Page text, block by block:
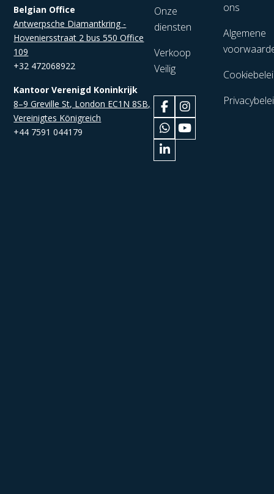
Belgian Office
Antwerpsche Diamantkring -
Hoveniersstraat 2 bus 550 Office
109
+32 472068922
Kantoor Verenigd Koninkrijk
8–9 Greville St, London EC1N 8SB,
Vereinigtes Königreich
+44 7591 044179
Onze
diensten
Verkoop
Veilig
ons
Algemene